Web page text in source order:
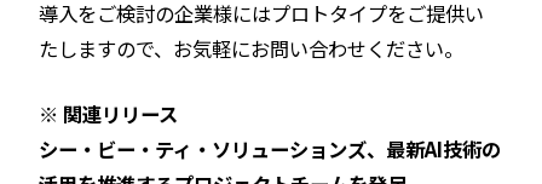
導入をご検討の企業様にはプロトタイプをご提供い
たしますので、お気軽にお問い合わせください。
※ 関連リリース
シー・ビー・ティ・ソリューションズ、最新AI技術の